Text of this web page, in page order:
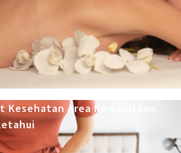
Kesehatan Area Kewanitaan